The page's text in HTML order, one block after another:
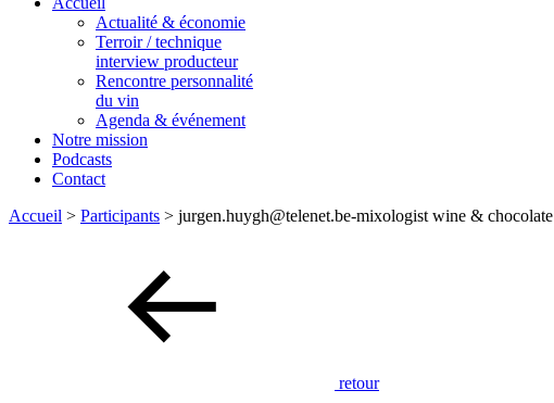
Actualité & économie
Terroir / technique
interview producteur
Rencontre personnalité
du vin
Agenda & événement
Notre mission
Podcasts
Contact
Accueil > Participants > jurgen.huygh@telenet.be-mixologist wine & chocolate
retour